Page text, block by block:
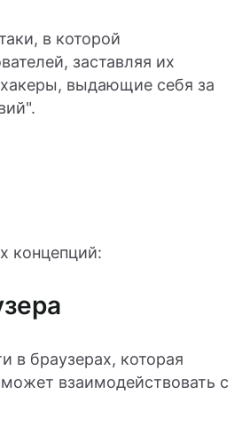
в которой
заставляя их
выдающие себя за
концепций:
в браузерах, которая
взаимодействовать с